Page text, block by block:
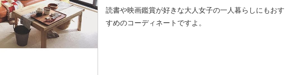
読書や映画鑑賞が好きな大人女子の一人暮らしにもおす
すめのコーディネートですよ。